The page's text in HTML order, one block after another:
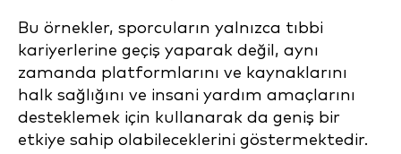
Bu örnekler, sporcuların yalnızca tıbbi
kariyerlerine geçiş yaparak değil, aynı
zamanda platformlarını ve kaynaklarını
halk sağlığını ve insani yardım amaçlarını
desteklemek için kullanarak da geniş bir
etkiye sahip olabileceklerini göstermektedir.